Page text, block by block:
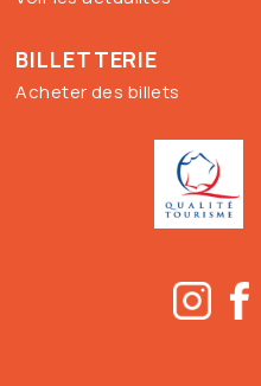
BILLETTERIE
Acheter des billets